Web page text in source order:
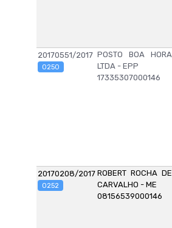
20170551/2017
0250
POSTO BOA HORA
LTDA - EPP
17335307000146
20170208/2017
0252
ROBERT ROCHA DE
CARVALHO - ME
08156539000146